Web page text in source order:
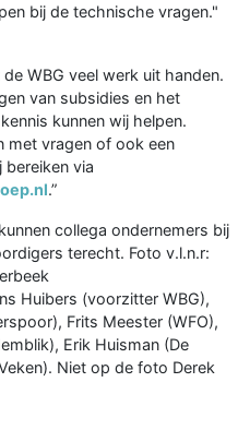
bij de technische vragen."
WBG veel werk uit handen.
van subsidies en het
kunnen wij helpen.
met vragen of ook een
bereiken via
.”
collega ondernemers bij
terecht. Foto v.l.n.r:
Huibers (voorzitter WBG),
Frits Meester (WFO),
Erik Huisman (De
Niet op de foto Derek